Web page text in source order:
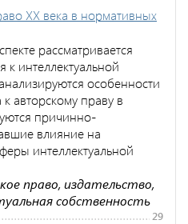
XX века в нормативных
рассматривается
интеллектуальной
особенности
к авторскому праву в
причинно-
влияние на
интеллектуальной
право, издательство,
собственность
29